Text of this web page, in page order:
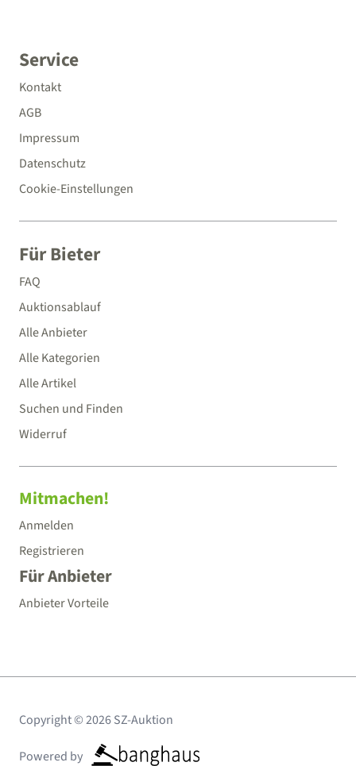
Service
Kontakt
AGB
Impressum
Datenschutz
Cookie-Einstellungen
Für Bieter
FAQ
Auktionsablauf
Alle Anbieter
Alle Kategorien
Alle Artikel
Suchen und Finden
Widerruf
Mitmachen!
Anmelden
Registrieren
Für Anbieter
Anbieter Vorteile
Copyright © 2026 SZ-Auktion
Powered by